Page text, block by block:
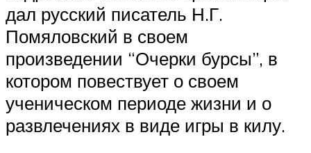
дал русский писатель Н.Г.
Помяловский в своем
произведении “Очерки бурсы”, в
котором повествует о своем
ученическом периоде жизни и о
развлечениях в виде игры в килу.